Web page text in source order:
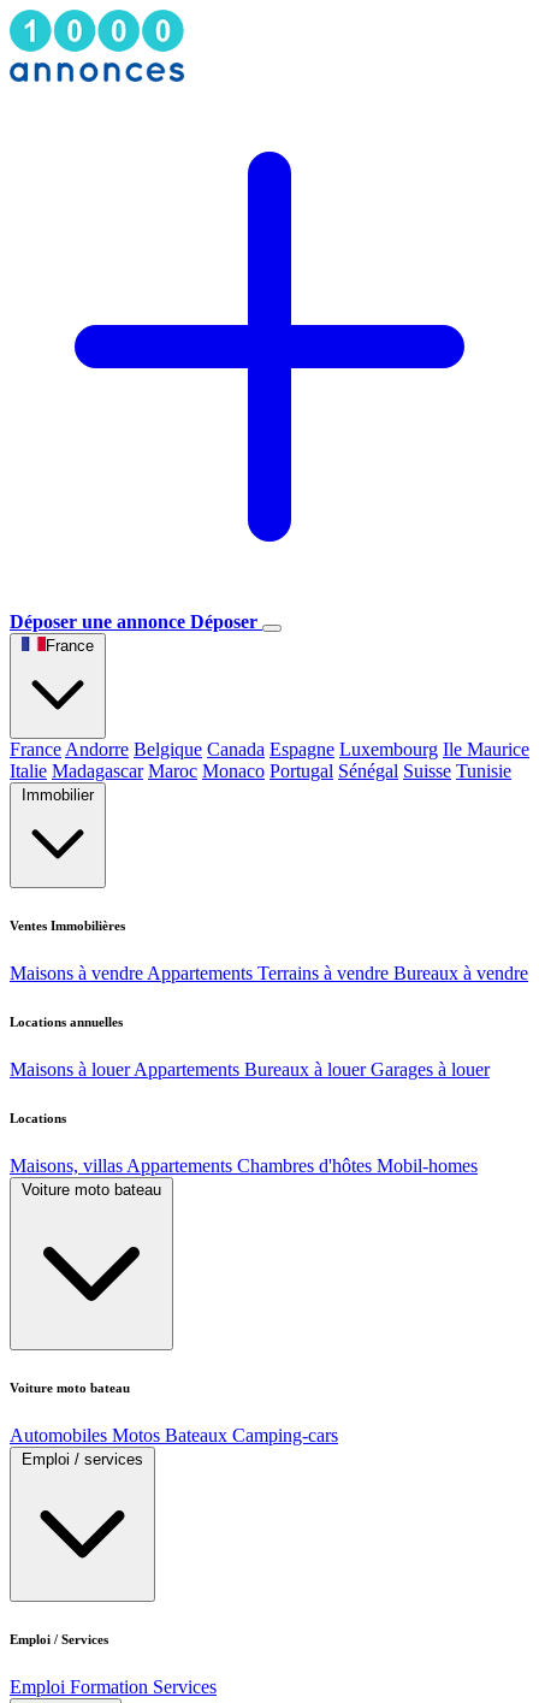
Déposer une annonce Déposer
France
France Andorre Belgique Canada Espagne Luxembourg Ile Maurice
Italie Madagascar Maroc Monaco Portugal Sénégal Suisse Tunisie
Immobilier
Ventes Immobilières
Maisons à vendre Appartements Terrains à vendre Bureaux à vendre
Locations annuelles
Maisons à louer Appartements Bureaux à louer Garages à louer
Locations
Maisons, villas Appartements Chambres d'hôtes Mobil-homes
Voiture moto bateau
Voiture moto bateau
Automobiles Motos Bateaux Camping-cars
Emploi / services
Emploi / Services
Emploi Formation Services